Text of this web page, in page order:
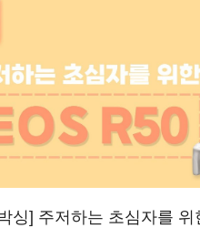
싱] 주저하는 초심자를 위